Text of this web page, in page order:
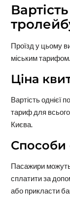
Проїзд у цьому
міським тарифом.
Ціна
Вартість однієї
тариф для
Києва.
Способи
Пасажири
сплатити за
або прикласти